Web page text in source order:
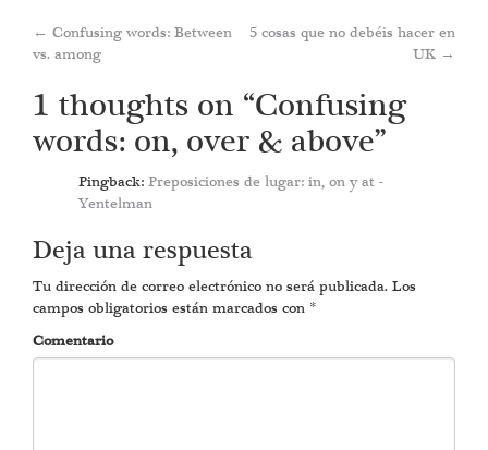
Post
navigation
← Confusing words: Between
vs. among
5 cosas que no debéis hacer en
UK →
1 thoughts on “Confusing
words: on, over & above”
Pingback: Preposiciones de lugar: in, on y at -
Yentelman
Deja una respuesta
Tu dirección de correo electrónico no será publicada. Los
campos obligatorios están marcados con *
Comentario